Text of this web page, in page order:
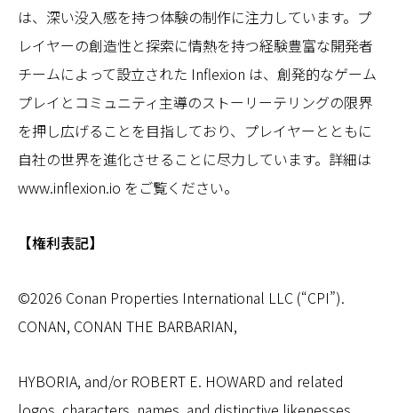
は、深い没入感を持つ体験の制作に注力しています。プ
レイヤーの創造性と探索に情熱を持つ経験豊富な開発者
チームによって設立された Inflexion は、創発的なゲーム
プレイとコミュニティ主導のストーリーテリングの限界
を押し広げることを目指しており、プレイヤーとともに
自社の世界を進化させることに尽力しています。詳細は
www.inflexion.io をご覧ください。
【権利表記】
©2026 Conan Properties International LLC (“CPI”).
CONAN, CONAN THE BARBARIAN,
HYBORIA, and/or ROBERT E. HOWARD and related